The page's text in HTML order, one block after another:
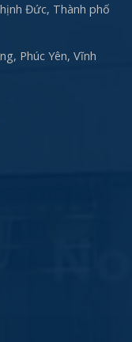
Đức, Thành phố
Phúc Yên, Vĩnh